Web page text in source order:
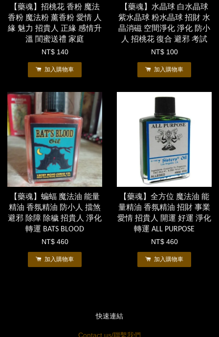
【藥魂】招桃花 香粉 魔法
香粉 魔法粉 薰香粉 愛情 人
緣 魅力 招貴人 正緣 感情升
溫 閨蜜送禮 家庭
NT$ 140
加入購物車
【藥魂】水晶球 白水晶球
紫水晶球 粉水晶球 招財 水
晶消磁 空間淨化 淨化 防小
人 招桃花 復合 避邪 考試
NT$ 100
加入購物車
【藥魂】蝙蝠 魔法油 能量
精油 香氛精油 防小人 擋煞
避邪 除障 除穢 招貴人 淨化
轉運 BATS BLOOD
NT$ 460
加入購物車
【藥魂】全方位 魔法油 能
量精油 香氛精油 招財 事業
愛情 招貴人 開運 好運 淨化
轉運 ALL PURPOSE
NT$ 460
加入購物車
快速連結
Contact us/聯繫我們